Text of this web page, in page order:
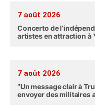
7 août 2026
Concerto de
artistes en attraction à
7 août 2026
“Un message clair à
envoyer des militaires